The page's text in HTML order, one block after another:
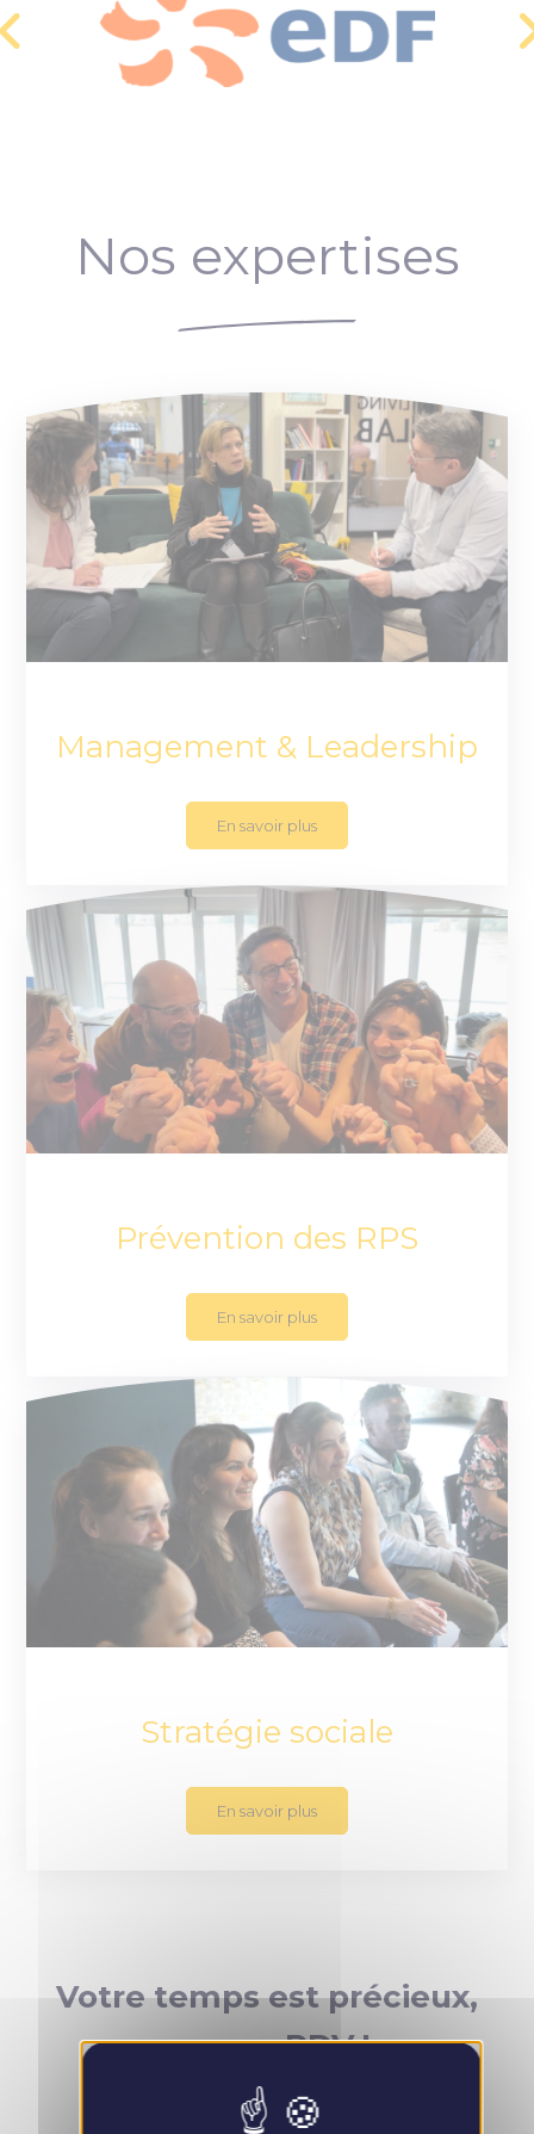
Nos expertises
Management & Leadership
En savoir plus
Prévention des RPS
En savoir plus
Stratégie sociale
En savoir plus
Votre temps est précieux,
prenez RDV !